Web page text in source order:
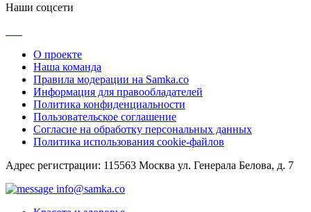
Наши соцсети
О проекте
Наша команда
Правила модерации на Samka.co
Информация для правообладателей
Политика конфиденциальности
Пользовательское соглашение
Согласие на обработку персональных данных
Политика использования cookie-файлов
Адрес регистрации: 115563 Москва ул. Генерала Белова, д. 7
info@samka.co